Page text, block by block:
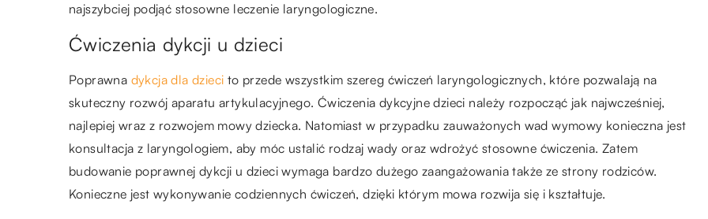
najszybciej podjąć stosowne leczenie laryngologiczne.
Ćwiczenia dykcji u dzieci
Poprawna dykcja dla dzieci to przede wszystkim szereg ćwiczeń laryngologicznych, które pozwalają na
skuteczny rozwój aparatu artykulacyjnego. Ćwiczenia dykcyjne dzieci należy rozpocząć jak najwcześniej,
najlepiej wraz z rozwojem mowy dziecka. Natomiast w przypadku zauważonych wad wymowy konieczna jest
konsultacja z laryngologiem, aby móc ustalić rodzaj wady oraz wdrożyć stosowne ćwiczenia. Zatem
budowanie poprawnej dykcji u dzieci wymaga bardzo dużego zaangażowania także ze strony rodziców.
Konieczne jest wykonywanie codziennych ćwiczeń, dzięki którym mowa rozwija się i kształtuje.